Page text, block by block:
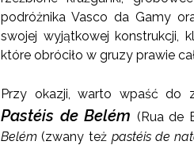
podróżnika Vasco da Gamy
swojej wyjątkowej konstrukcji,
które obróciło w gruzy prawie
Przy okazji, warto wpaść do
Pastéis de Belém (Rua de
Belém (zwany też pastéis de